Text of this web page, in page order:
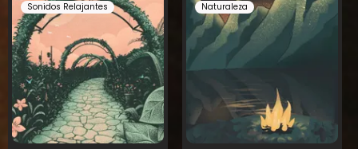
Sonidos Relajantes Naturaleza